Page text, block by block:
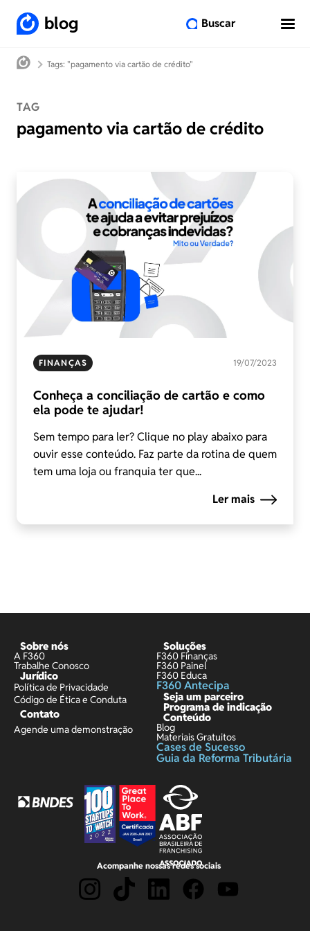
blog Buscar
Tags: "pagamento via cartão de crédito"
TAG
pagamento via cartão de crédito
FINANÇAS 19/07/2023
Conheça a conciliação de cartão e como
ela pode te ajudar!
Sem tempo para ler? Clique no play abaixo para
ouvir esse conteúdo. Faz parte da rotina de quem
tem uma loja ou franquia ter que...
Ler mais
Sobre nós
A F360
Trabalhe Conosco
Jurídico
Política de Privacidade
Código de Ética e Conduta
Contato
Agende uma demonstração
Soluções
F360 Finanças
F360 Painel
F360 Educa
F360 Antecipa
Seja um parceiro
Programa de indicação
Conteúdo
Blog
Materiais Gratuitos
Cases de Sucesso
Guia da Reforma Tributária
Acompanhe nossas redes sociais